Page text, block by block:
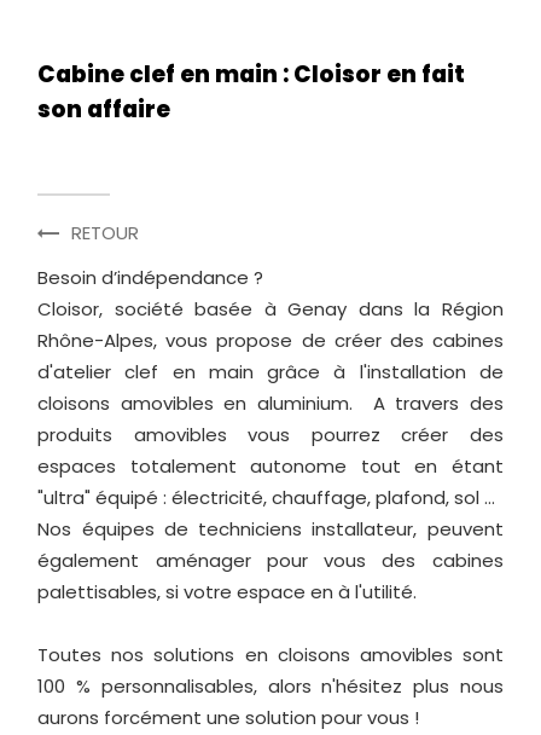
Cabine clef en main : Cloisor en fait
son affaire
RETOUR
Besoin d’indépendance ?
Cloisor, société basée à Genay dans la Région
Rhône-Alpes, vous propose de créer des cabines
d'atelier clef en main grâce à l'installation de
cloisons amovibles en aluminium. A travers des
produits amovibles vous pourrez créer des
espaces totalement autonome tout en étant
"ultra" équipé : électricité, chauffage, plafond, sol ...
Nos équipes de techniciens installateur, peuvent
également aménager pour vous des cabines
palettisables, si votre espace en à l'utilité.
Toutes nos solutions en cloisons amovibles sont
100 % personnalisables, alors n'hésitez plus nous
aurons forcément une solution pour vous !